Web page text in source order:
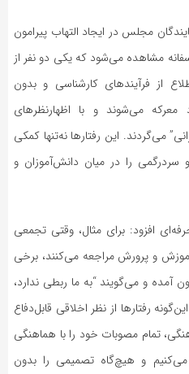
مجلس در ایجاد التهاب پیرامون
مشاهده می‌شود که یکی دو نفر از
از فرآیندهای کارشناسی و بدون
معرکه می‌شوند و با اظهارنظرهای
می‌گردند. این رفتارها نه‌تنها کمکی
سردرگمی را در میان دانش‌آموزان و
افزود: برای مثال، وقتی تجمعی
و پرورش مراجعه می‌کنند، برخی
آمده و می‌گویند “به ما ربطی ندارد،
رفتارها از نظر اخلاقی قابل‌دفاع
تمام مصوبات خود را با هماهنگی
و هیچ‌گاه تصمیمی را بدون